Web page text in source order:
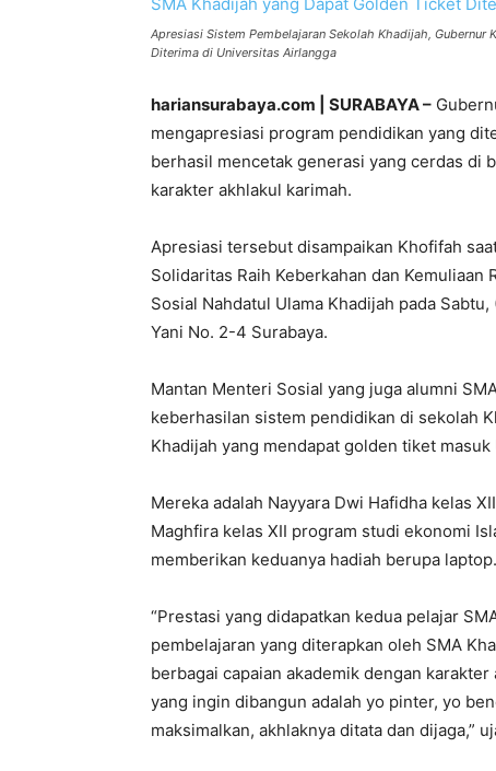
Apresiasi Sistem Pembelajaran Sekolah Khadijah,
Diterima di Universitas Airlangga
hariansurabaya.com | SURABAYA –
mengapresiasi program pendidikan yang
berhasil mencetak generasi yang cerdas di
karakter akhlakul karimah.
Apresiasi tersebut disampaikan Khofifah
Solidaritas Raih Keberkahan dan Kemuliaan
Sosial Nahdatul Ulama Khadijah pada
Yani No. 2-4 Surabaya.
Mantan Menteri Sosial yang juga alumni
keberhasilan sistem pendidikan di sekolah
Khadijah yang mendapat golden tiket
Mereka adalah Nayyara Dwi Hafidha kelas
Maghfira kelas XII program studi ekonomi
memberikan keduanya hadiah berupa laptop.
“Prestasi yang didapatkan kedua pelajar
pembelajaran yang diterapkan oleh SMA
berbagai capaian akademik dengan
yang ingin dibangun adalah yo pinter, yo
maksimalkan, akhlaknya ditata dan dijaga,”